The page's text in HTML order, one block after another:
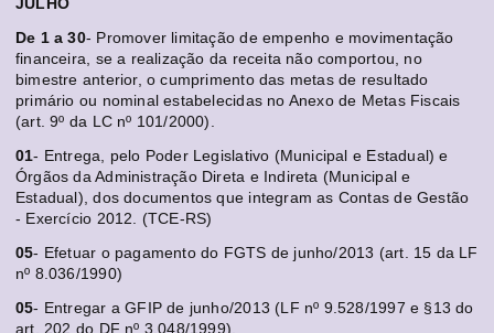
De 1 a 30- Promover limitação de empenho e movimentação
financeira, se a realização da receita não comportou, no
bimestre anterior, o cumprimento das metas de resultado
primário ou nominal estabelecidas no Anexo de Metas Fiscais
(art. 9º da LC nº 101/2000).
01- Entrega, pelo Poder Legislativo (Municipal e Estadual) e
Órgãos da Administração Direta e Indireta (Municipal e
Estadual), dos documentos que integram as Contas de Gestão
- Exercício 2012. (TCE-RS)
05- Efetuar o pagamento do FGTS de junho/2013 (art. 15 da LF
nº 8.036/1990)
05- Entregar a GFIP de junho/2013 (LF nº 9.528/1997 e §13 do
art. 202 do DF nº 3.048/1999).